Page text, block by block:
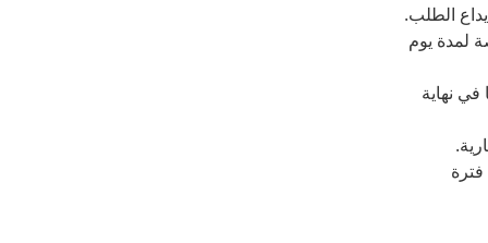
لمدة يوم
نهاية
(30) يوم بعد انتهاء فترة